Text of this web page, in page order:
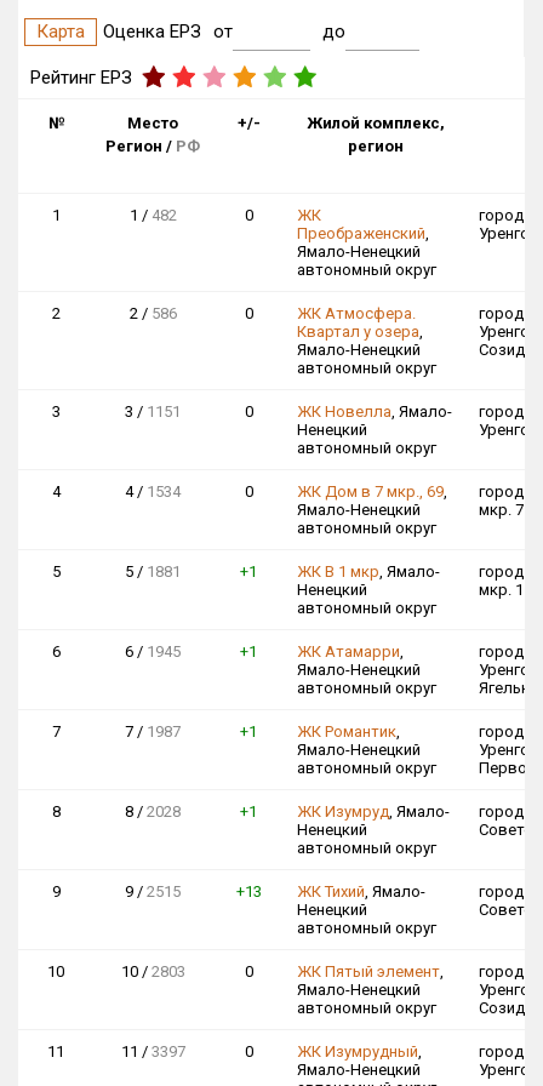
Введите наименование застройщика
Методология v2021 v2024
Карта Оценка ЕРЗ от до
Рейтинг ЕРЗ
№
Место
Регион / РФ
+/-
Жилой комплекс,
регион
1 1 / 482 0
ЖК
Преображенский,
Ямало-Ненецкий
автономный округ
город
Уренгой
2 2 / 586 0
ЖК Атмосфера.
Квартал у озера,
Ямало-Ненецкий
автономный округ
город
3 3 / 1151 0 ЖК Новелла, Ямало-
Ненецкий
автономный округ
город
Уренгой
4 4 / 1534 0 ЖК Дом в 7 мкр., 69,
Ямало-Ненецкий
автономный округ
город
мкр. 7
5 5 / 1881 +1 ЖК В 1 мкр, Ямало-
Ненецкий
автономный округ
город
мкр. 1
6 6 / 1945 +1 ЖК Атамарри,
Ямало-Ненецкий
автономный округ
город
7 7 / 1987 +1 ЖК Романтик,
Ямало-Ненецкий
автономный округ
город
8 8 / 2028 +1 ЖК Изумруд, Ямало-
Ненецкий
автономный округ
город
9 9 / 2515 +13 ЖК Тихий, Ямало-
Ненецкий
автономный округ
город
10 10 / 2803 0 ЖК Пятый элемент,
Ямало-Ненецкий
автономный округ
город
11 11 / 3397 0 ЖК Изумрудный,
Ямало-Ненецкий
город
Уренгой